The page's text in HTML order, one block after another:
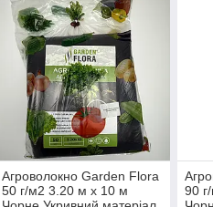
Агроволокно Garden Flora
50 г/м2 3.20 м х 10 м
90